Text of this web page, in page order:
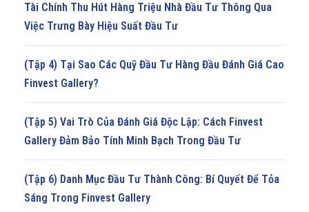
Tài Chính Thu Hút Hàng Triệu Nhà Đầu Tư Thông Qua
Việc Trưng Bày Hiệu Suất Đầu Tư
(Tập 4) Tại Sao Các Quỹ Đầu Tư Hàng Đầu Đánh Giá Cao
Finvest Gallery?
(Tập 5) Vai Trò Của Đánh Giá Độc Lập: Cách Finvest
Gallery Đảm Bảo Tính Minh Bạch Trong Đầu Tư
(Tập 6) Danh Mục Đầu Tư Thành Công: Bí Quyết Để Tỏa
Sáng Trong Finvest Gallery